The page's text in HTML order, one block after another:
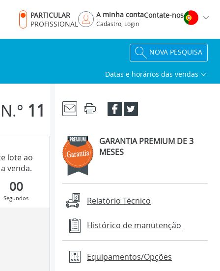
PARTICULAR
PROFISSIONAL
A minha conta
Cadastro, Login
Contate-nos
NOVA PESQUISA
Datas e horários das vendas
N.° 11
lote ao
venda.
00
Segundos
GARANTIA PREMIUM DE 3
MESES
Relatório Técnico
Histórico de manutenção
Equipamentos/Opções